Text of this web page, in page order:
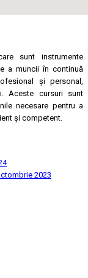
sunt instrumente
a muncii în continuă
și personal,
Aceste cursuri sunt
necesare pentru a
și competent.
2023